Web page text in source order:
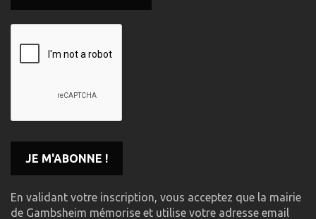
En validant votre inscription, vous acceptez que la mairie
de Gambsheim mémorise et utilise votre adresse email